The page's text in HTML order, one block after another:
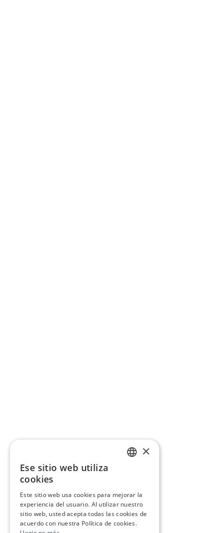
×
Ese sitio web utiliza
cookies
Este sitio web usa cookies para mejorar la
experiencia del usuario. Al utilizar nuestro
sitio web, usted acepta todas las cookies de
acuerdo con nuestra Política de cookies.